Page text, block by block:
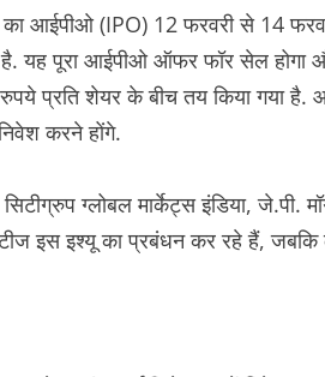
का आईपीओ (IPO) 12 फरवरी से 14
यह पूरा आईपीओ ऑफर फॉर सेल होगा
प्रति शेयर के बीच तय किया गया है.
करने होंगे.
ग्लोबल मार्केट्स इंडिया, जे.पी.
इस इश्यू का प्रबंधन कर रहे हैं, जबकि